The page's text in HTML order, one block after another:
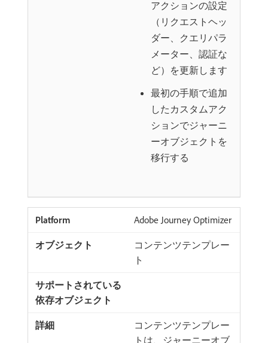
アクションの設定
（リクエストヘッ
ダー、クエリパラ
メーター、認証な
ど）を更新します
最初の手順で追加
したカスタムアク
ションでジャーニ
ーオブジェクトを
移行する
Adobe Journey Optimizer
コンテンツテンプレー
ト
コンテンツテンプレー
トは、ジャーニーオブ